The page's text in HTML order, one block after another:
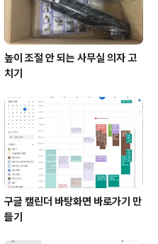
높이 조절 안 되는 사무실 의자 고
치기
구글 캘린더 바탕화면 바로가기 만
들기